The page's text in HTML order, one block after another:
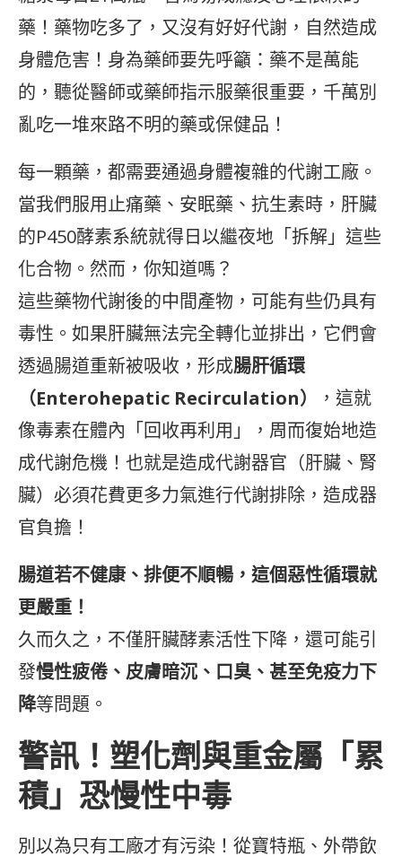
藥！藥物吃多了，又沒有好好代謝，自然造成
身體危害！身為藥師要先呼籲：藥不是萬能
的，聽從醫師或藥師指示服藥很重要，千萬別
亂吃一堆來路不明的藥或保健品！
每一顆藥，都需要通過身體複雜的代謝工廠。
當我們服用止痛藥、安眠藥、抗生素時，肝臟
的P450酵素系統就得日以繼夜地「拆解」這些
化合物。然而，你知道嗎？
這些藥物代謝後的中間產物，可能有些仍具有
毒性。如果肝臟無法完全轉化並排出，它們會
透過腸道重新被吸收，形成腸肝循環
（Enterohepatic Recirculation）
，這就
像毒素在體內「回收再利用」，周而復始地造
成代謝危機！也就是造成代謝器官（肝臟、腎
臟）必須花費更多力氣進行代謝排除，造成器
官負擔！
腸道若不健康、排便不順暢，這個惡性循環就
更嚴重！
久而久之，不僅肝臟酵素活性下降，還可能引
發慢性疲倦、皮膚暗沉、口臭、甚至免疫力下
降等問題。
警訊！塑化劑與重金屬「累
積」恐慢性中毒
別以為只有工廠才有污染！從寶特瓶、外帶飲